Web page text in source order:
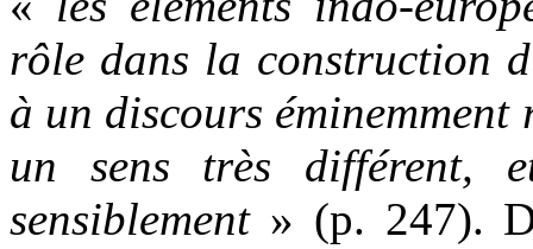
rôle dans la construction
à un discours
un sens très différent,
sensiblement» (p. 247).